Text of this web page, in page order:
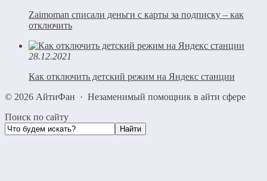
Zaimoman списали деньги с карты за подписку – как
отключить
28.12.2021
Как отключить детский режим на Яндекс станции
© 2026 АйтиФан · Незаменимый помощник в айти сфере
Поиск по сайту